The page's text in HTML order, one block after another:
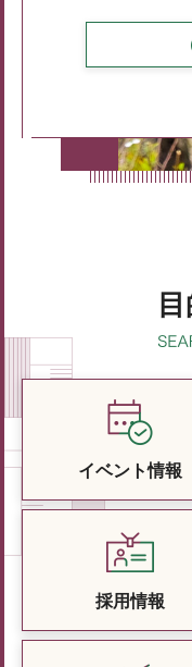
イベント情報
採用情報